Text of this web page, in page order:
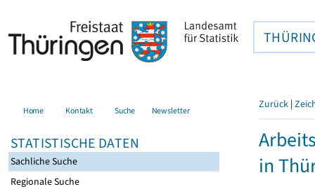
Home Kontakt Suche Newsletter
STATISTISCHE DATEN
Sachliche Suche
Regionale Suche
Zurück |
in